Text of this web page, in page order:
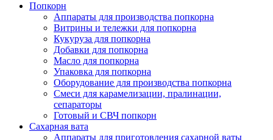
Попкорн
Аппараты для производства попкорна
Витрины и тележки для попкорна
Кукуруза для попкорна
Добавки для попкорна
Масло для попкорна
Упаковка для попкорна
Оборудование для производства попкорна
Смеси для карамелизации, пралинации,
сепараторы
Готовый и СВЧ попкорн
Сахарная вата
Аппараты для приготовления сахарной ваты